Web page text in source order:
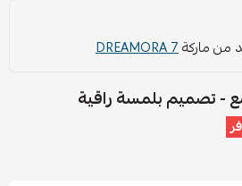
من ماركةDREAMORA 7